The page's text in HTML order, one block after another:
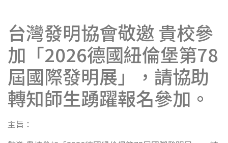
台灣發明協會敬邀 貴校參
加「2026德國紐倫堡第78
屆國際發明展」，請協助
轉知師生踴躍報名參加。
主旨：